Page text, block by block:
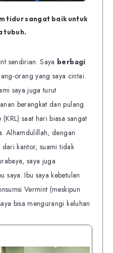
tidur sangat baik untuk
tubuh.
sendirian. Saya berbagi
orang yang saya cintai.
saya juga turut
berangkat dan pulang
(KRL) saat hari biasa sangat
Alhamdulillah, dengan
kantor, suami tidak
saya juga
saya. Ibu saya kebetulan
Vermint (meskipun
bisa mengurangi keluhan